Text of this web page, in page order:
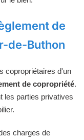
de
de-Buthon
copropriétaires d'un
de copropriété.
les parties privatives
charges de